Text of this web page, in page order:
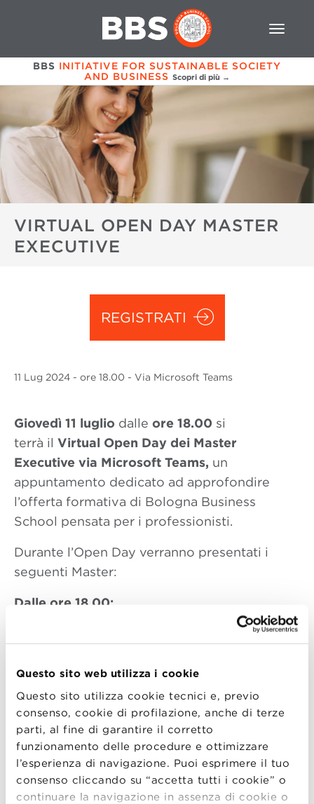
Questo sito web utilizza i cookie
Questo sito utilizza cookie tecnici e, previo
consenso, cookie di profilazione, anche di terze
parti, al fine di garantire il corretto
funzionamento delle procedure e ottimizzare
l’esperienza di navigazione. Puoi esprimere il tuo
consenso cliccando su “accetta tutti i cookie” o
continuare la navigazione in assenza di cookie o
BBS INITIATIVE FOR SUSTAINABLE SOCIETY
AND BUSINESS Scopri di più →
VIRTUAL OPEN DAY MASTER
EXECUTIVE
REGISTRATI
11 Lug 2024 - ore 18.00 - Via Microsoft Teams
Giovedì 11 luglio dalle ore 18.00 si
terrà il Virtual Open Day dei Master
Executive via Microsoft Teams, un
appuntamento dedicato ad approfondire
l’offerta formativa di Bologna Business
School pensata per i professionisti.
Durante l’Open Day verranno presentati i
seguenti Master:
Dalle ore 18.00:
Executive MBA con Andrea Lipparini
Innovation Management con Rosa
Grimaldi e Laura Toschi
Dalle ore 18.30:
MBA Weekend con Andrea Cinti Luciani
e Mariachiara Colucci
Executive Master in Supply Chain and